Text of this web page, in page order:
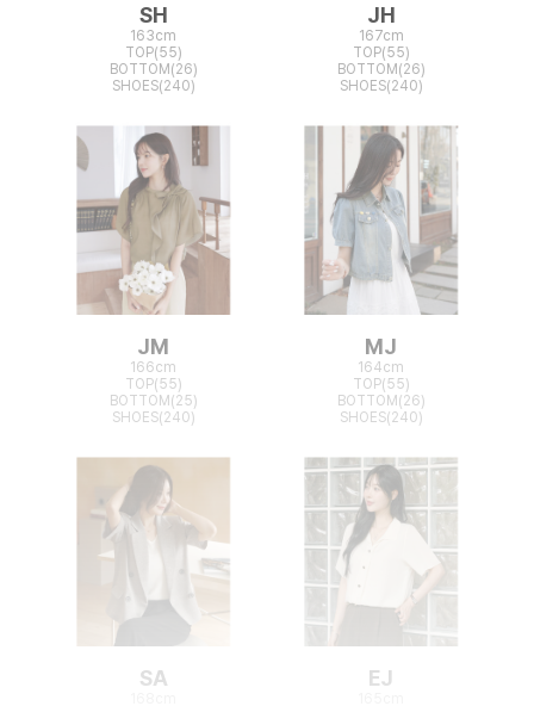
SH
163cm
TOP(55)
BOTTOM(26)
SHOES(240)
JH
167cm
TOP(55)
BOTTOM(26)
SHOES(240)
JM
166cm
TOP(55)
BOTTOM(25)
SHOES(240)
MJ
164cm
TOP(55)
BOTTOM(26)
SHOES(240)
SA EJ